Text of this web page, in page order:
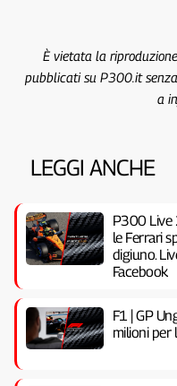
È vietata la
pubblicati su P300.it
a
LEGGI ANCHE
P300 Live
le Ferrari
digiuno.
Facebook
F1 | GP
milioni per